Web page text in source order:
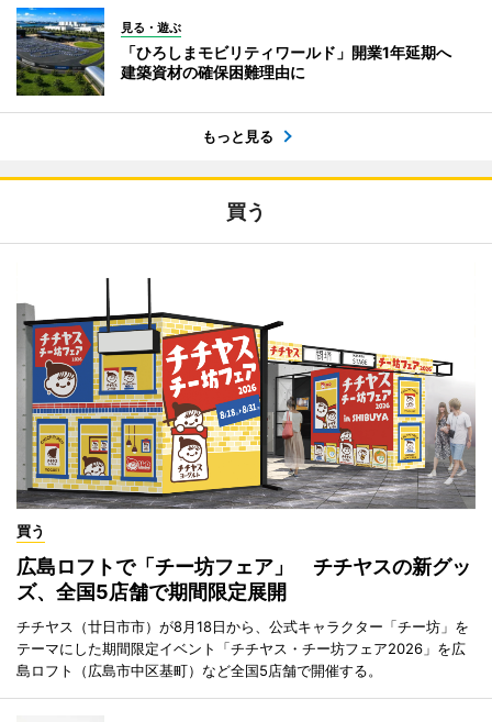
見る・遊ぶ
「ひろしまモビリティワールド」開業1年延期へ
建築資材の確保困難理由に
もっと見る
買う
買う
広島ロフトで「チー坊フェア」 チチヤスの新グッ
ズ、全国5店舗で期間限定展開
チチヤス（廿日市市）が8月18日から、公式キャラクター「チー坊」を
テーマにした期間限定イベント「チチヤス・チー坊フェア2026」を広
島ロフト（広島市中区基町）など全国5店舗で開催する。